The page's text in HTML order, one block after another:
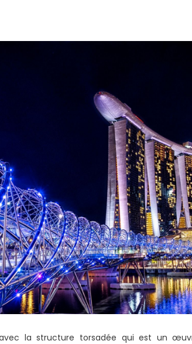
la structure torsadée qui est un